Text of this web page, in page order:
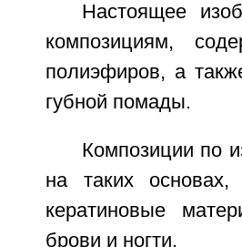
Настоящее
композициям,
полиэфиров, а
губной помады.
Композиции по
на таких
кератиновые
брови и ногти.